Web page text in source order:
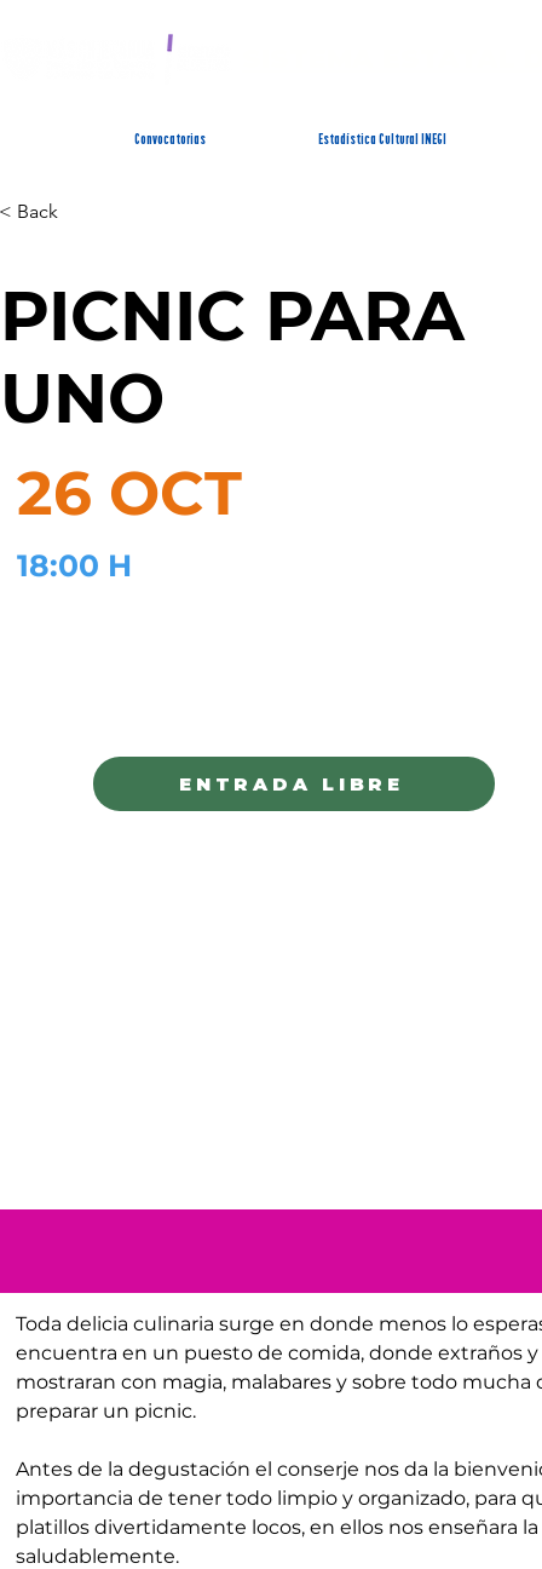
Convocatorias Estadística Cultural INEGI
< Back
PICNIC PARA
UNO
26 OCT
18:00 H
ENTRADA LIBRE
Toda delicia culinaria surge en donde menos lo
encuentra en un puesto de comida, donde extraños
mostraran con magia, malabares y sobre todo mucha
preparar un picnic.
Antes de la degustación el conserje nos da la
importancia de tener todo limpio y organizado, para
platillos divertidamente locos, en ellos nos enseñara
saludablemente.